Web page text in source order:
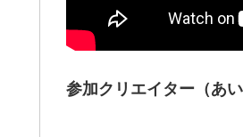
参加クリエイター（あい